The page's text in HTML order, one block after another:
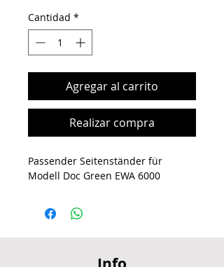
Cantidad *
Agregar al carrito
Realizar compra
Passender Seitenständer für
Modell Doc Green EWA 6000